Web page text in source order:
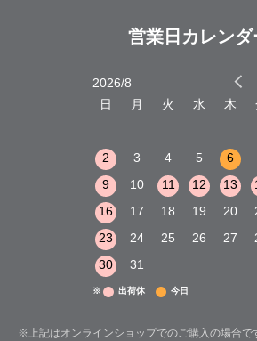
営業日カレンダ
2026/8
日
月 火 水 木
2
3 4 5 6
9
10 11 12 13
16
17 18 19 20
23
24 25 26 27
30
31
※ 出荷休 今日
※上記はオンラインショップでのご購入の場合で